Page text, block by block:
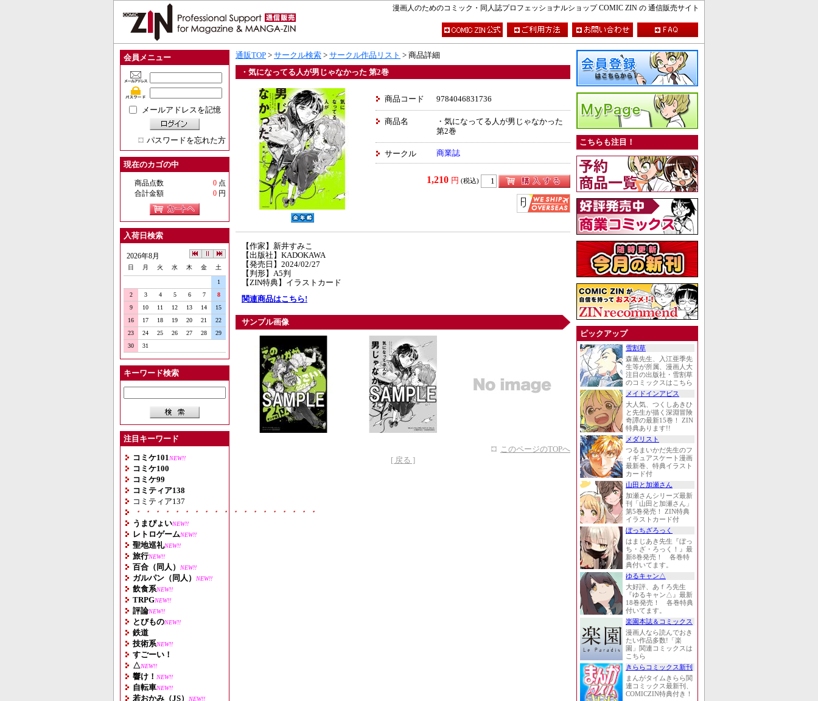
漫画人のためのコミック・同人誌プロフェッショナルショップ COMIC ZIN の 通信販売サイト
会員メニュー
メールアドレスを記憶
パスワードを忘れた方
現在のカゴの中
商品点数 0 点
合計金額
0 円
入荷日検索
2026年8月
日 月 火 水 木 金 土
1
2
3 4 5 6 7
8
9
10 11 12 13 14
15
16
17 18 19 20 21
22
23
24 25 26 27 28
29
30
31
キーワード検索
注目キーワード
コミケ101 NEW!!
コミケ100
コミケ99
コミティア138
コミティア137
・・・・・・・・・・・・・・・・・・・
うまぴょいNEW!!
レトロゲームNEW!!
聖地巡礼NEW!!
旅行NEW!!
百合（同人） NEW!!
ガルパン（同人） NEW!!
飲食系NEW!!
TRPGNEW!!
評論NEW!!
とびものNEW!!
鉄道
技術系NEW!!
すごーい！
△NEW!!
響け！ NEW!!
自転車NEW!!
若おかみ（JS） NEW!!
通販TOP > サークル検索 > サークル作品リスト > 商品詳細
・気になってる人が男じゃなかった 第2巻
商品コード 9784046831736
商品名
・気になってる人が男じゃなかった
第2巻
サークル 商業誌
1,210 円 (税込)
【作家】新井すみこ
【出版社】KADOKAWA
【発売日】2024/02/27
【判形】A5判
【ZIN特典】イラストカード
関連商品はこちら!
サンプル画像
このページのTOPへ
[ 戻る ]
こちらも注目！
ピックアップ
雪割草
森薫先生、入江亜季先
生等が所属、漫画人大
注目の出版社・雪割草
のコミックスはこちら
メイドインアビス
大人気、つくしあきひ
と先生が描く深淵冒険
奇譚の最新15巻！ ZIN
特典あります!!
メダリスト
つるまいかだ先生のフ
ィギュアスケート漫画
最新巻、特典イラスト
カード付
山田と加瀬さん
加瀬さんシリーズ最新
刊「山田と加瀬さん」
第5巻発売！ ZIN特典
イラストカード付
ぼっちざろっく
はまじあき先生『ぼっ
ち・ざ・ろっく！』最
新8巻発売！ 各巻特
典付いてます。
ゆるキャン△
大好評、あｆろ先生
『ゆるキャン△』最新
18巻発売！ 各巻特典
付いてます。
楽園本誌＆コミックス
漫画人なら読んでおき
たい作品多数!「楽
園」関連コミックスは
こちら
きららコミックス新刊
まんがタイムきらら関
連コミックス最新刊、
COMICZIN特典付き！